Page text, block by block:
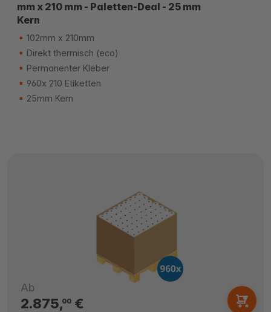
mm x 210 mm - Paletten-Deal - 25 mm
Kern
102mm x 210mm
Direkt thermisch (eco)
Permanenter Kleber
960x 210 Etiketten
25mm Kern
Ab
2.875,00€